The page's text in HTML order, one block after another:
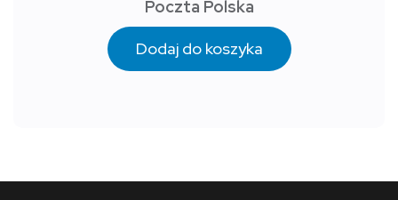
Poczta Polska
Dodaj do koszyka